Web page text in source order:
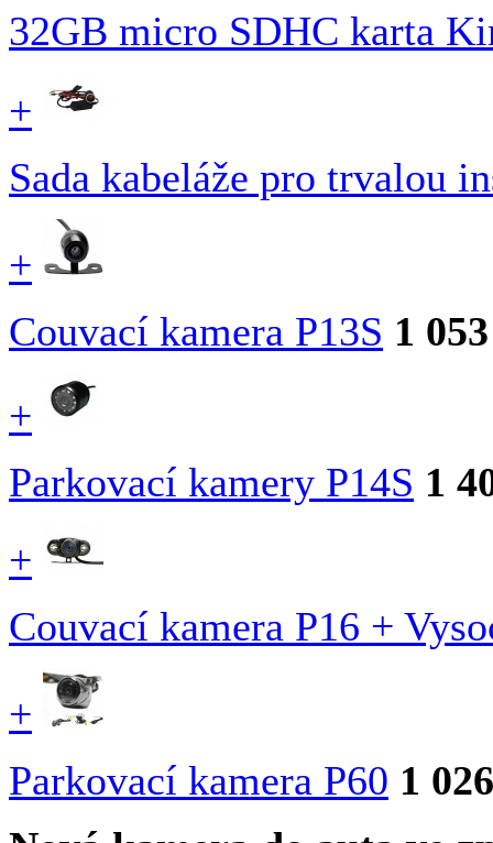
32GB micro SDHC karta
+
Sada kabeláže pro trvalou
+
Couvací kamera P13S 1
+
Parkovací kamery P14S 1
+
Couvací kamera P16 +
+
Parkovací kamera P60 1